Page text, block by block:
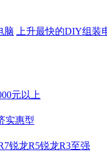
脑 上升最快的DIY组装
元以上
实惠型
锐龙R5锐龙R3至强